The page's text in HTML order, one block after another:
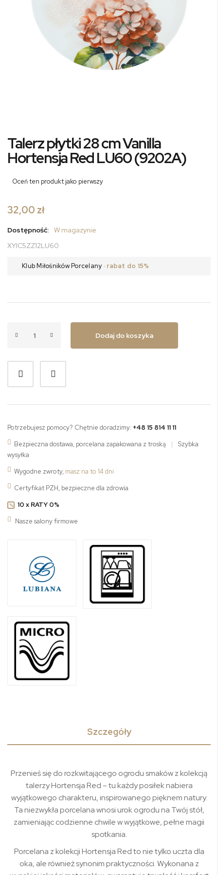
na
początek
galerii
Talerz płytki 28 cm Vanilla
Hortensja Red LU60 (9202A)
Oceń ten produkt jako pierwszy
32,00 zł
Dostępność:
W magazynie
XYIC5ZZ12LU60
Klub Miłośników Porcelany · rabat do 15%
Dodaj do koszyka
Potrzebujesz pomocy? Chętnie doradzimy: +48 15 814 11 11
Bezpieczna dostawa, porcelana zapakowana z troską
|
Szybka
wysyłka
Wygodne zwroty, masz na to 14 dni
Certyfikat PZH, bezpieczne dla zdrowia
%
10 x RATY 0%
Nasze salony firmowe
Szczegóły
Przenieś się do rozkwitającego ogrodu smaków z kolekcją
talerzy Hortensja Red – tu każdy posiłek nabiera
wyjątkowego charakteru, inspirowanego pięknem natury.
Ta niezwykła porcelana wnosi urok ogrodu na Twój stół,
zamieniając codzienne chwile w wyjątkowe, pełne magii
spotkania.
Porcelana z kolekcji Hortensja Red to nie tylko uczta dla
oka, ale również synonim praktyczności. Wykonana z